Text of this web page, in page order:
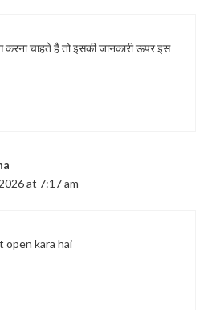
करना चाहते है तो इसकी जानकारी ऊपर इस
at 7:17 am
open kara hai